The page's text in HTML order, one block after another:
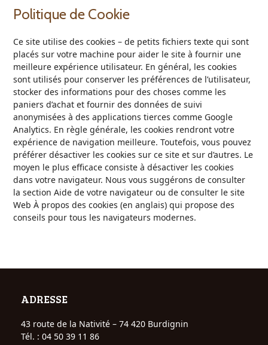
Politique de Cookie
Ce site utilise des cookies – de petits fichiers texte qui sont
placés sur votre machine pour aider le site à fournir une
meilleure expérience utilisateur. En général, les cookies
sont utilisés pour conserver les préférences de l’utilisateur,
stocker des informations pour des choses comme les
paniers d’achat et fournir des données de suivi
anonymisées à des applications tierces comme Google
Analytics. En règle générale, les cookies rendront votre
expérience de navigation meilleure. Toutefois, vous pouvez
préférer désactiver les cookies sur ce site et sur d’autres. Le
moyen le plus efficace consiste à désactiver les cookies
dans votre navigateur. Nous vous suggérons de consulter
la section Aide de votre navigateur ou de consulter le site
Web À propos des cookies (en anglais) qui propose des
conseils pour tous les navigateurs modernes.
ADRESSE
43 route de la Nativité – 74 420 Burdignin
Tél. : 04 50 39 11 86